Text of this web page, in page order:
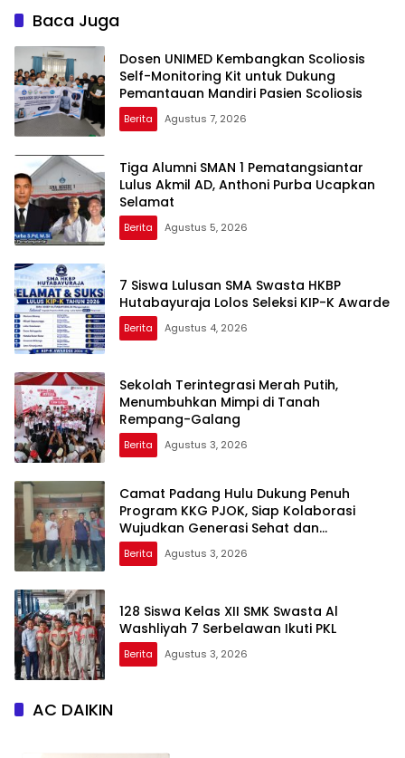
Baca Juga
Dosen UNIMED Kembangkan Scoliosis
Self-Monitoring Kit untuk Dukung
Pemantauan Mandiri Pasien Scoliosis
Berita Agustus 7, 2026
Tiga Alumni SMAN 1 Pematangsiantar
Lulus Akmil AD, Anthoni Purba Ucapkan
Selamat
Berita Agustus 5, 2026
7 Siswa Lulusan SMA Swasta HKBP
Hutabayuraja Lolos Seleksi KIP-K Awarde
Berita Agustus 4, 2026
Sekolah Terintegrasi Merah Putih,
Menumbuhkan Mimpi di Tanah
Rempang-Galang
Berita Agustus 3, 2026
Camat Padang Hulu Dukung Penuh
Program KKG PJOK, Siap Kolaborasi
Wujudkan Generasi Sehat dan
Berprestasi
Berita Agustus 3, 2026
128 Siswa Kelas XII SMK Swasta Al
Washliyah 7 Serbelawan Ikuti PKL
Berita Agustus 3, 2026
AC DAIKIN